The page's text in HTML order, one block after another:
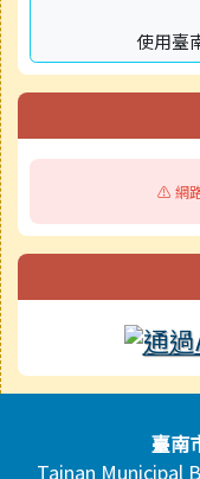
使用臺
⚠️ 網
頁尾區域內容
臺南
Tainan Municipal